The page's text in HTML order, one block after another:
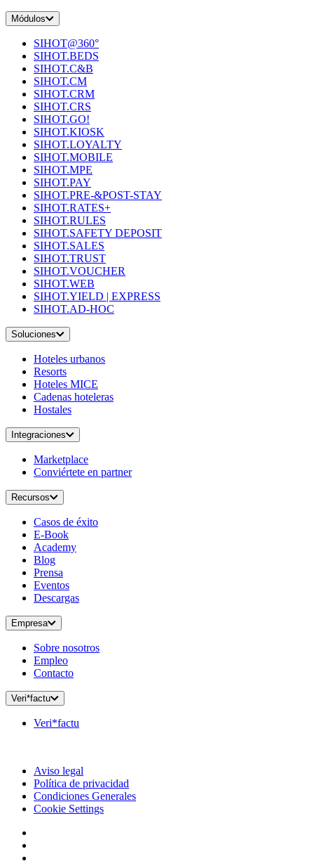
Módulos
SIHOT@360°
SIHOT.BEDS
SIHOT.C&B
SIHOT.CM
SIHOT.CRM
SIHOT.CRS
SIHOT.GO!
SIHOT.KIOSK
SIHOT.LOYALTY
SIHOT.MOBILE
SIHOT.MPE
SIHOT.PAY
SIHOT.PRE-&POST-STAY
SIHOT.RATES+
SIHOT.RULES
SIHOT.SAFETY DEPOSIT
SIHOT.SALES
SIHOT.TRUST
SIHOT.VOUCHER
SIHOT.WEB
SIHOT.YIELD | EXPRESS
SIHOT.AD-HOC
Soluciones
Hoteles urbanos
Resorts
Hoteles MICE
Cadenas hoteleras
Hostales
Integraciones
Marketplace
Conviértete en partner
Recursos
Casos de éxito
E-Book
Academy
Blog
Prensa
Eventos
Descargas
Empresa
Sobre nosotros
Empleo
Contacto
Veri*factu
Veri*factu
Aviso legal
Política de privacidad
Condiciones Generales
Cookie Settings